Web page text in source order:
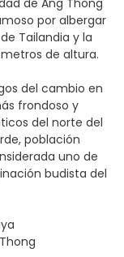
por albergar
Tailandia y la
de altura.
del cambio en
frondoso y
del norte del
población
uno de
budista del